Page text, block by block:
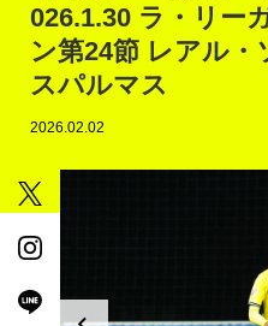
026.1.30 ラ・リー
ン第24節 レアル・
スパルマス
2026.02.02